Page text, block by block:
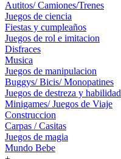
Autitos/ Camiones/Trenes
Juegos de ciencia
Fiestas y cumpleaños
Juegos de rol e imitacion
Disfraces
Musica
Juegos de manipulacion
Buggys/ Bicis/ Monopatines
Juegos de destreza y habilidad
Minigames/ Juegos de Viaje
Construccion
Carpas / Casitas
Juegos de magia
Mundo Bebe